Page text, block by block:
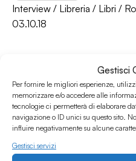
Gestisci
Per fornire le migliori esperienze,
memorizzare e/o accedere alle
tecnologie ci permetterà di elaborare
navigazione o ID unici su questo sito.
influire negativamente su alcune
Gestisci servizi
Interview / Libreria / Libri /
03.10.18